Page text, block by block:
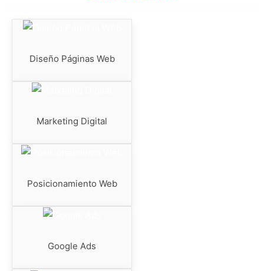
Diseño Páginas Web
Marketing Digital
Posicionamiento Web
Google Ads